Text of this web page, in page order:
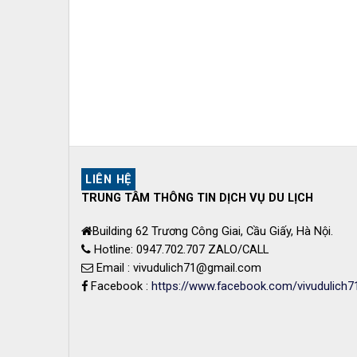
LIÊN HỆ
TRUNG TÂM THÔNG TIN DỊCH VỤ DU LỊCH
Building 62 Trương Công Giai, Cầu Giấy, Hà Nội.
Hotline: 0947.702.707 ZALO/CALL
Email : vivudulich71@gmail.com
Facebook : https://www.facebook.com/vivudulich71